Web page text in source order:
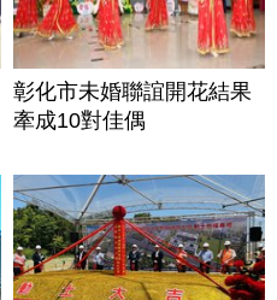
彰化市未婚聯誼開花結果
牽成10對佳偶